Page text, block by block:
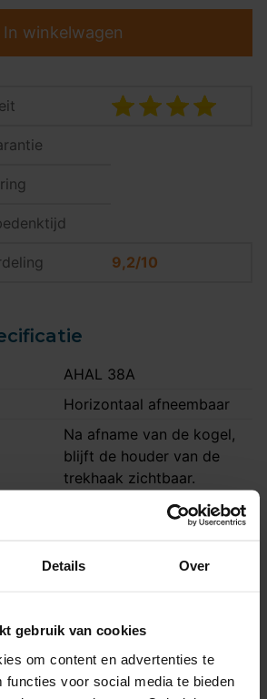
Details Over
gebruik van cookies
om content en advertenties te
functies voor social media te bieden
In winkelwagen
9,2/10
AHAL 38A
Horizontaal afneembaar
Na afname van de kogel,
blijft de houder van de
trekhaak zichtbaar.
Ja
Nee
3 uur
Ja